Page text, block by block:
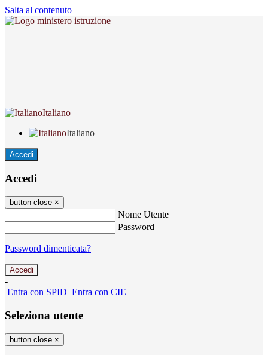
Salta al contenuto
Italiano
Italiano
Accedi
Accedi
button close ×
Nome Utente
Password
Password dimenticata?
-
Entra con SPID Entra con CIE
Seleziona utente
button close ×